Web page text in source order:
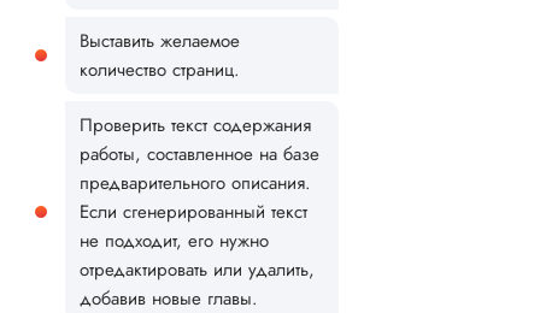
Выставить желаемое
количество страниц.
Проверить текст содержания
работы, составленное на базе
предварительного описания.
Если сгенерированный текст
не подходит, его нужно
отредактировать или удалить,
добавив новые главы.